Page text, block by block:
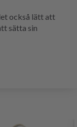
också lätt att
sätta sin